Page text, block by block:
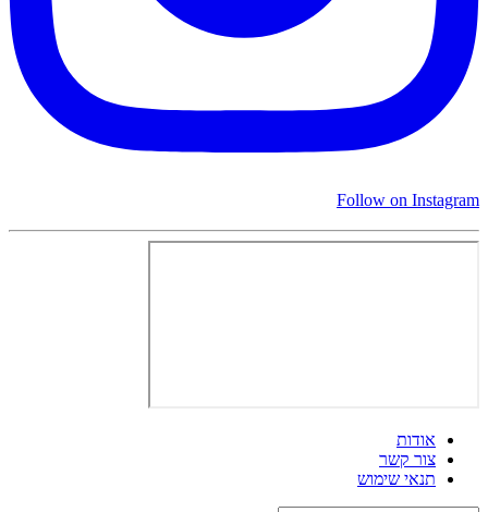
Follow on Instagram
אודות
צור קשר
תנאי שימוש